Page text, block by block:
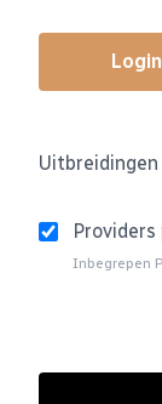
Inbegrepen